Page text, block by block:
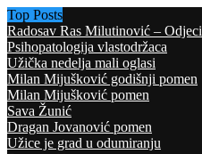
Top Posts
Radosav Ras Milutinović – Odjeci
Psihopatologija vlastodržaca
Užička nedelja mali oglasi
Milan Mijušković godišnji pomen
Milan Mijušković pomen
Sava Žunić
Dragan Jovanović pomen
Užice je grad u odumiranju